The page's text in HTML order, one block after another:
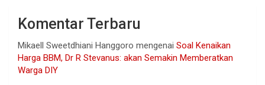
Komentar Terbaru
Mikaell Sweetdhiani Hanggoro mengenai Soal Kenaikan
Harga BBM, Dr R Stevanus: akan Semakin Memberatkan
Warga DIY